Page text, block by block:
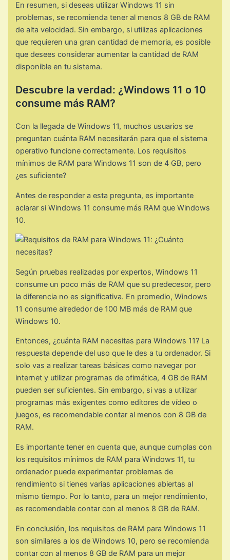
En resumen, si deseas utilizar Windows 11 sin
problemas, se recomienda tener al menos 8 GB de RAM
de alta velocidad. Sin embargo, si utilizas aplicaciones
que requieren una gran cantidad de memoria, es posible
que desees considerar aumentar la cantidad de RAM
disponible en tu sistema.
Descubre la verdad: ¿Windows 11 o 10
consume más RAM?
Con la llegada de Windows 11, muchos usuarios se
preguntan cuánta RAM necesitarán para que el sistema
operativo funcione correctamente. Los requisitos
mínimos de RAM para Windows 11 son de 4 GB, pero
¿es suficiente?
Antes de responder a esta pregunta, es importante
aclarar si Windows 11 consume más RAM que Windows
10.
Según pruebas realizadas por expertos, Windows 11
consume un poco más de RAM que su predecesor, pero
la diferencia no es significativa. En promedio, Windows
11 consume alrededor de 100 MB más de RAM que
Windows 10.
Entonces, ¿cuánta RAM necesitas para Windows 11? La
respuesta depende del uso que le des a tu ordenador. Si
solo vas a realizar tareas básicas como navegar por
internet y utilizar programas de ofimática, 4 GB de RAM
pueden ser suficientes. Sin embargo, si vas a utilizar
programas más exigentes como editores de vídeo o
juegos, es recomendable contar al menos con 8 GB de
RAM.
Es importante tener en cuenta que, aunque cumplas con
los requisitos mínimos de RAM para Windows 11, tu
ordenador puede experimentar problemas de
rendimiento si tienes varias aplicaciones abiertas al
mismo tiempo. Por lo tanto, para un mejor rendimiento,
es recomendable contar con al menos 8 GB de RAM.
En conclusión, los requisitos de RAM para Windows 11
son similares a los de Windows 10, pero se recomienda
contar con al menos 8 GB de RAM para un mejor